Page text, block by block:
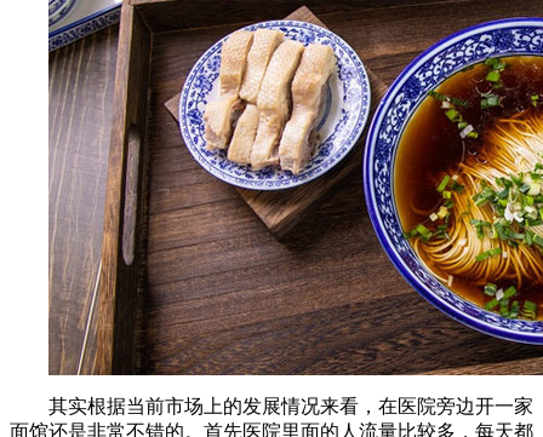
其实根据当前市场上的发展情况来看，在医院旁边开一家
面馆还是非常不错的。首先医院里面的人流量比较多，每天都